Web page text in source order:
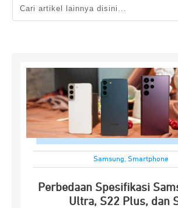
Samsung, Smartphone
Perbedaan Spesifikasi
Ultra, S22 Plus, dan